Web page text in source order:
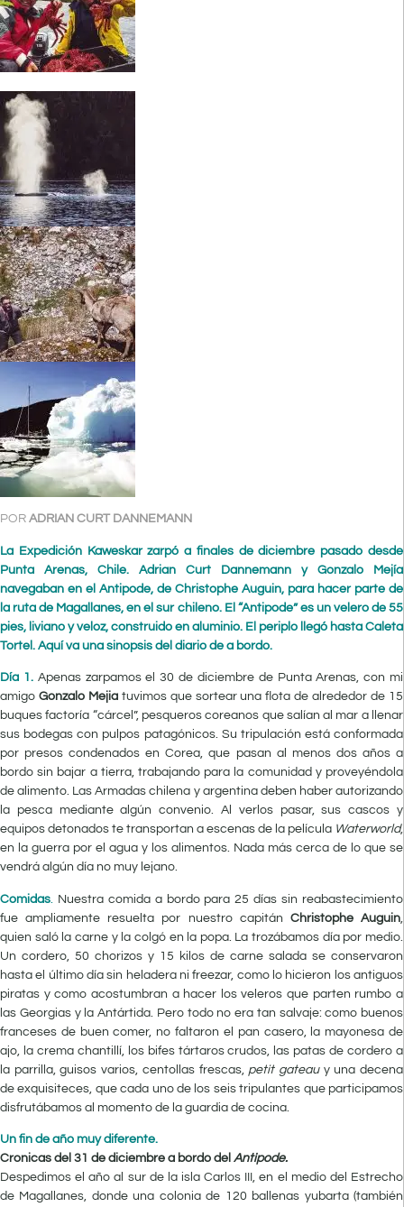
POR ADRIAN CURT DANNEMANN
La Expedición Kaweskar zarpó a finales de diciembre pasado desde
Punta Arenas, Chile. Adrian Curt Dannemann y Gonzalo Mejía
navegaban en el Antipode, de Christophe Auguin, para hacer parte de
la ruta de Magallanes, en el sur chileno. El “Antipode” es un velero de 55
pies, liviano y veloz, construido en aluminio. El periplo llegó hasta Caleta
Tortel. Aquí va una sinopsis del diario de a bordo.
Día 1. Apenas zarpamos el 30 de diciembre de Punta Arenas, con mi
amigo Gonzalo Mejiatuvimos que sortear una flota de alrededor de 15
buques factoría “cárcel”, pesqueros coreanos que salían al mar a llenar
sus bodegas con pulpos patagónicos. Su tripulación está conformada
por presos condenados en Corea, que pasan al menos dos años a
bordo sin bajar a tierra, trabajando para la comunidad y proveyéndola
de alimento. Las Armadas chilena y argentina deben haber autorizando
la pesca mediante algún convenio. Al verlos pasar, sus cascos y
equipos detonados te transportan a escenas de la película Waterworld,
en la guerra por el agua y los alimentos. Nada más cerca de lo que se
vendrá algún día no muy lejano.
Comidas
Nuestra comida a bordo para 25 días sin reabastecimiento
fue ampliamente resuelta por nuestro capitán Christophe Auguin
quien saló la carne y la colgó en la popa. La trozábamos día por medio.
Un cordero, 50 chorizos y 15 kilos de carne salada se conservaron
hasta el último día sin heladera ni freezar, como lo hicieron los antiguos
piratas y como acostumbran a hacer los veleros que parten rumbo a
las Georgias y la Antártida. Pero todo no era tan salvaje: como buenos
franceses de buen comer, no faltaron el pan casero, la mayonesa de
ajo, la crema chantillí, los bifes tártaros crudos, las patas de cordero a
la parrilla, guisos varios, centollas frescas, petit gateauy una decena
de exquisiteces, que cada uno de los seis tripulantes que participamos
disfrutábamos al momento de la guardia de cocina.
Un fin de año muy diferente.
Cronicas del 31 de diciembre a bordo del Antipode.
Despedimos el año al sur de la isla Carlos III, en el medio del Estrecho
de Magallanes, donde una colonia de 120 ballenas yubarta (también